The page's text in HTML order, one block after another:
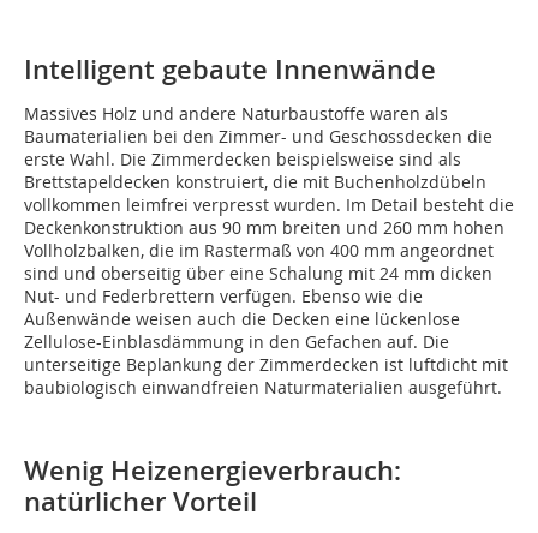
Intelligent gebaute Innenwände
Massives Holz und andere Naturbaustoffe waren als
Baumaterialien bei den Zimmer- und Geschossdecken die
erste Wahl. Die Zimmerdecken beispielsweise sind als
Brettstapeldecken konstruiert, die mit Buchenholzdübeln
vollkommen leimfrei verpresst wurden. Im Detail besteht die
Deckenkonstruktion aus 90 mm breiten und 260 mm hohen
Vollholzbalken, die im Rastermaß von 400 mm angeordnet
sind und oberseitig über eine Schalung mit 24 mm dicken
Nut- und Federbrettern verfügen. Ebenso wie die
Außenwände weisen auch die Decken eine lückenlose
Zellulose-Einblasdämmung in den Gefachen auf. Die
unterseitige Beplankung der Zimmerdecken ist luftdicht mit
baubiologisch einwandfreien Naturmaterialien ausgeführt.
Wenig Heizenergieverbrauch:
natürlicher Vorteil